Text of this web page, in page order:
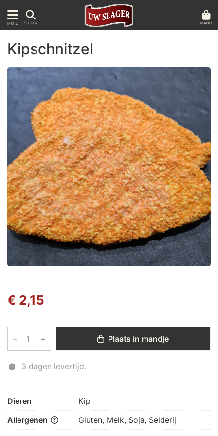
MENU ZOEKEN MAND
Kipschnitzel
€ 2,15
– + Plaats in mandje
3 dagen levertijd.
Dieren
Kip
Allergenen
Gluten, Melk, Soja, Selderij